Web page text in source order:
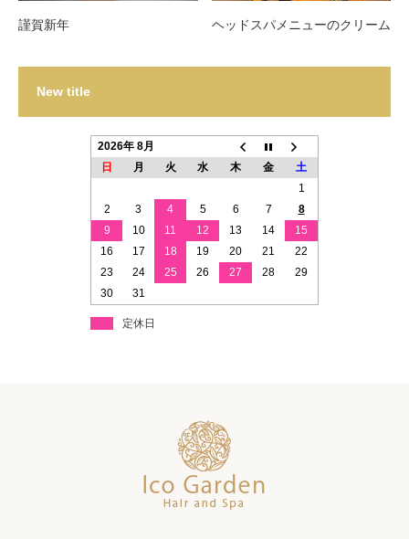
謹賀新年 ヘッドスパメニューのクリーム
New title
2026年 8月
日
月 火 水 木 金
土
1
2
3 4 5 6 7
8
9
10 11 12 13 14
15
16
17 18 19 20 21
22
23
24 25 26 27 28
29
30
31
定休日